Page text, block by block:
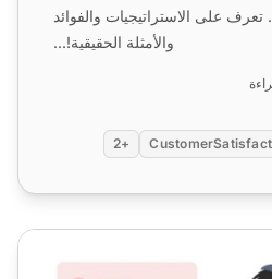
تعرف على الاستراتيجيات والفوائد
والأمثلة الحقيقية!...
+2